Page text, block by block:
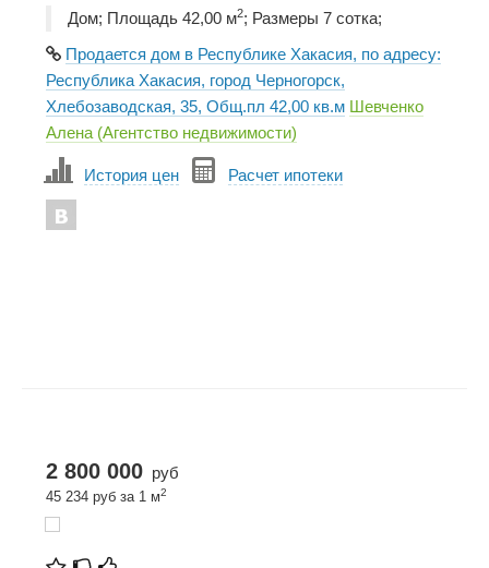
Дом; Площадь 42,00 м2; Размеры 7 сотка;
Продается дом в Республике Хакасия, по адресу:
Республика Хакасия, город Черногорск,
Хлебозаводская, 35, Общ.пл 42,00 кв.м Шевченко
Алена (Агентство недвижимости)
История цен Расчет ипотеки
2 800 000 руб
45 234 руб за 1 м2